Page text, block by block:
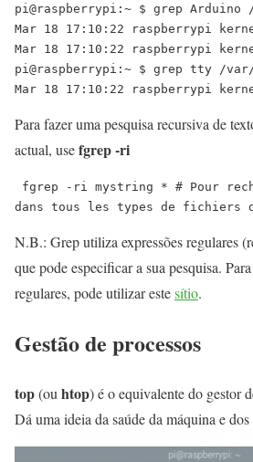
pi@raspberrypi:~ $ grep
Mar 18 17:10:22 raspberrypi
Mar 18 17:10:22 raspberrypi
pi@raspberrypi:~ $ grep tty /
Para fazer uma pesquisa recursiva de
actual, usefgrep -ri
dans tous les types de fichiers
N.B.: Grep utiliza expressões regulares
que pode especificar a sua pesquisa.
regulares, pode utilizar estesítio.
Gestão de processos
top(ou htop) é o equivalente do gestor
Dá uma ideia da saúde da máquina e